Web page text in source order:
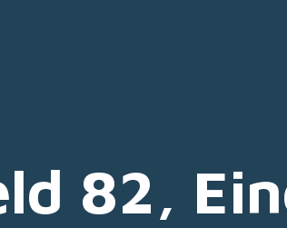
82,